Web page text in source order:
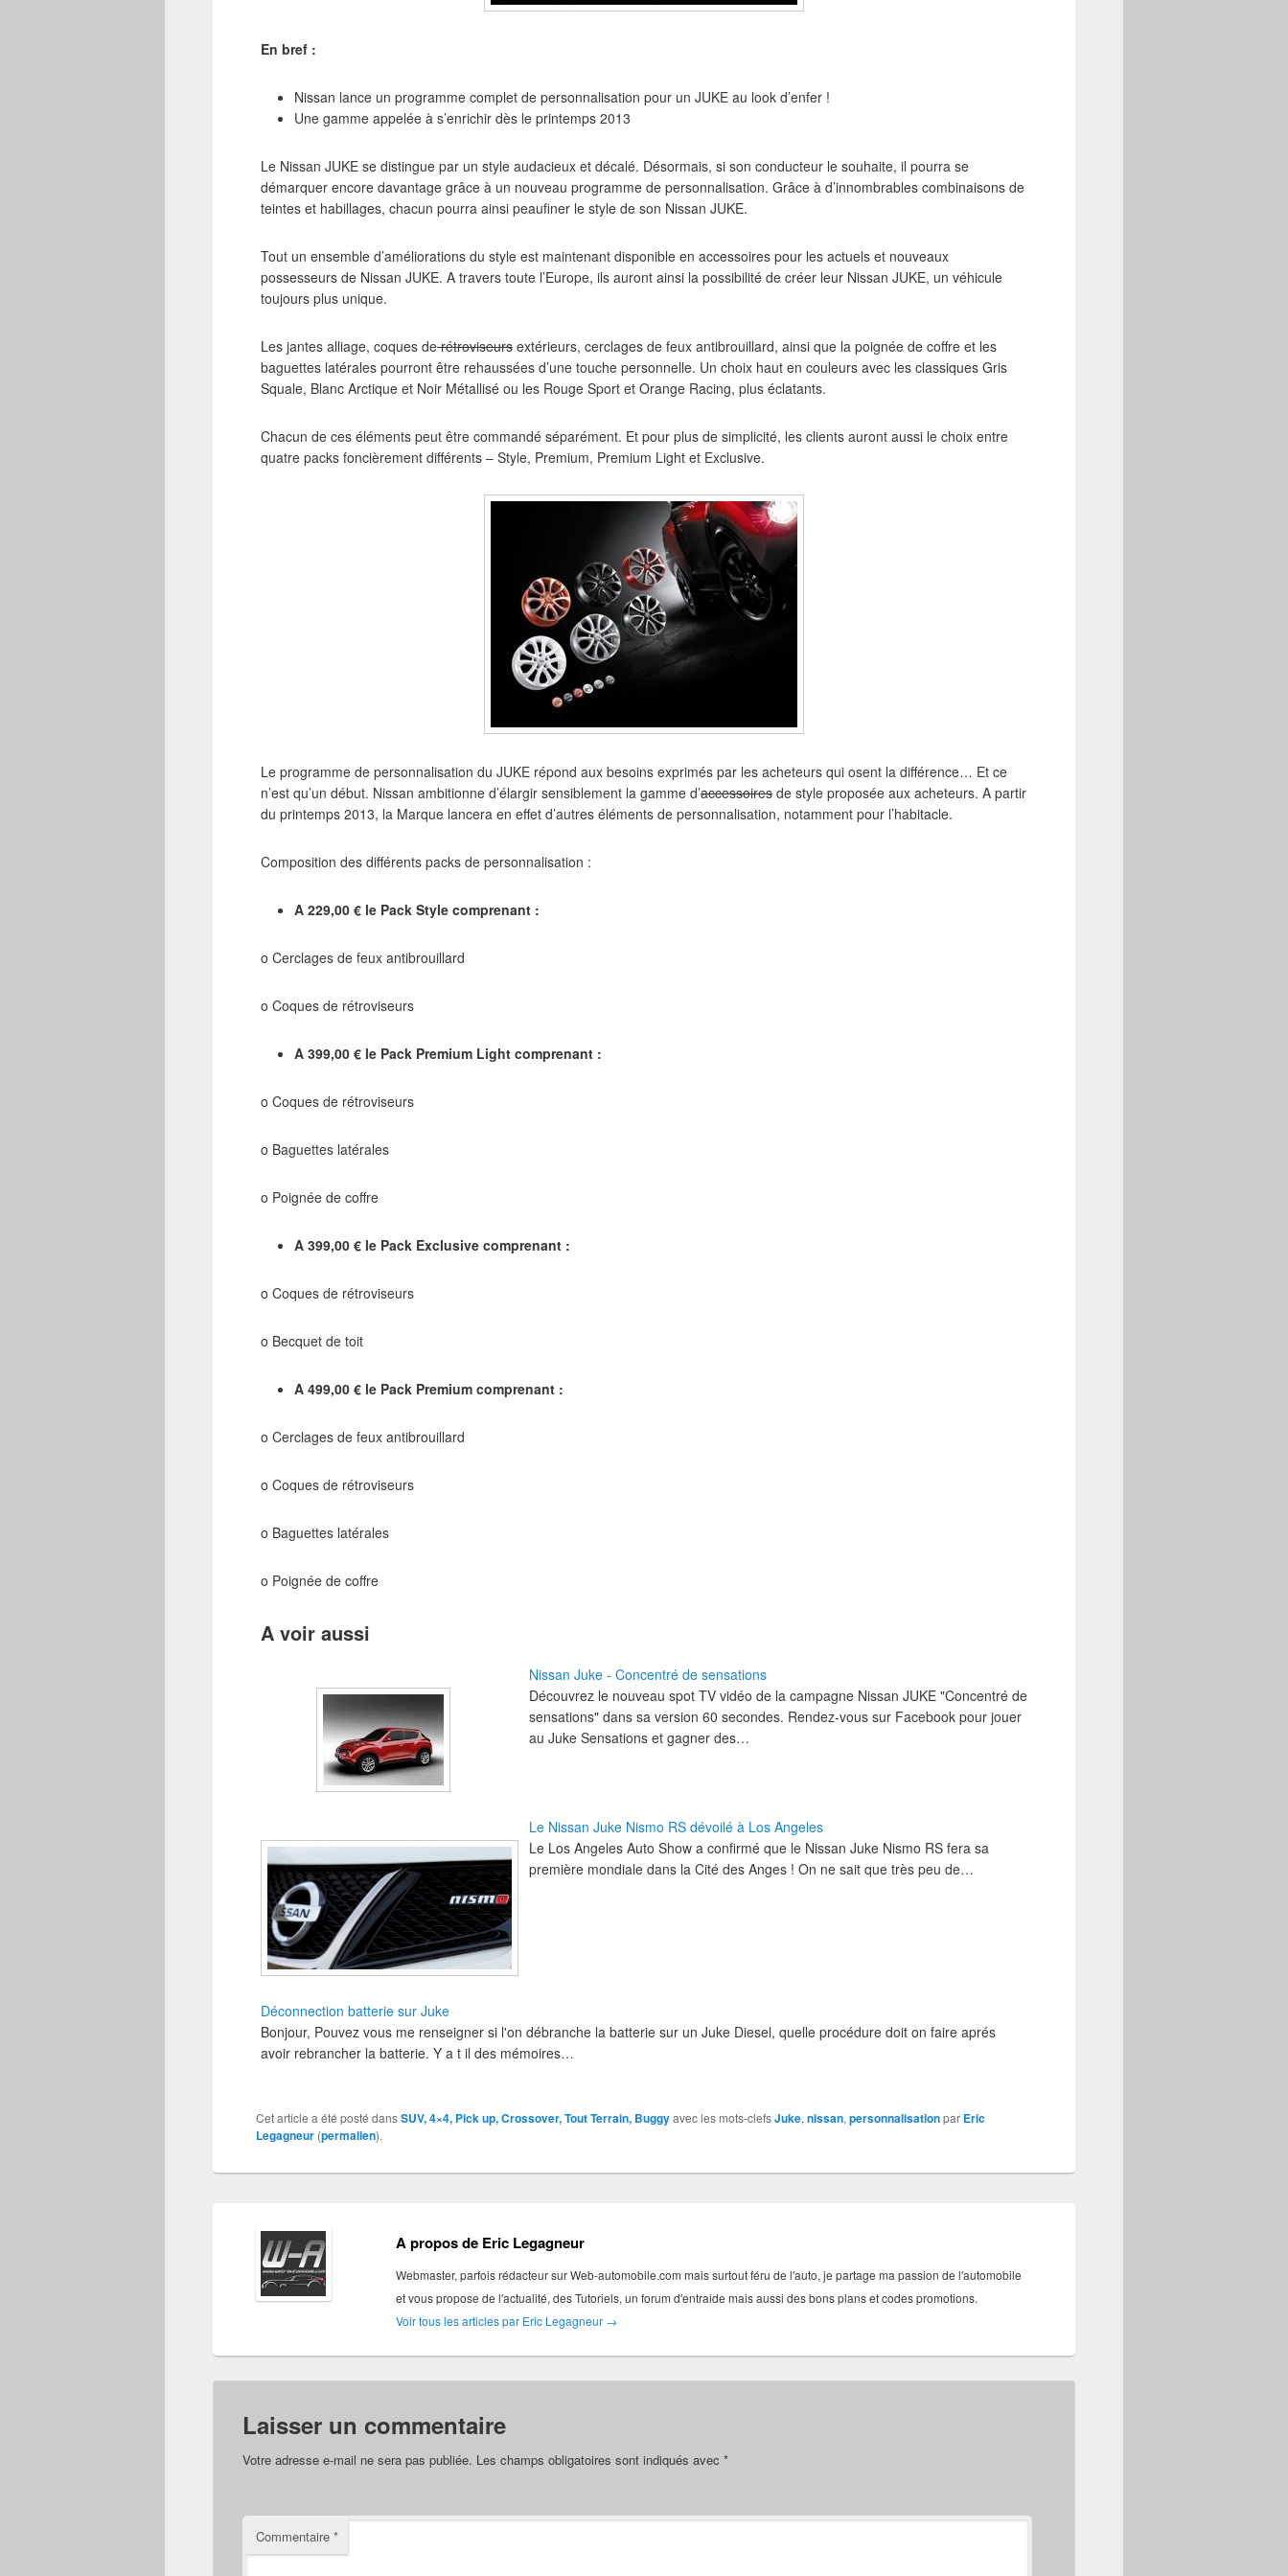
En bref :
Nissan lance un programme complet de personnalisation pour un JUKE au look d’enfer !
Une gamme appelée à s’enrichir dès le printemps 2013
Le Nissan JUKE se distingue par un style audacieux et décalé. Désormais, si son conducteur le souhaite, il pourra se
démarquer encore davantage grâce à un nouveau programme de personnalisation. Grâce à d’innombrables combinaisons de
teintes et habillages, chacun pourra ainsi peaufiner le style de son Nissan JUKE.
Tout un ensemble d’améliorations du style est maintenant disponible en accessoires pour les actuels et nouveaux
possesseurs de Nissan JUKE. A travers toute l’Europe, ils auront ainsi la possibilité de créer leur Nissan JUKE, un véhicule
toujours plus unique.
Les jantes alliage, coques derétroviseurs extérieurs, cerclages de feux antibrouillard, ainsi que la poignée de coffre et les
baguettes latérales pourront être rehaussées d’une touche personnelle. Un choix haut en couleurs avec les classiques Gris
Squale, Blanc Arctique et Noir Métallisé ou les Rouge Sport et Orange Racing, plus éclatants.
Chacun de ces éléments peut être commandé séparément. Et pour plus de simplicité, les clients auront aussi le choix entre
quatre packs foncièrement différents – Style, Premium, Premium Light et Exclusive.
Le programme de personnalisation du JUKE répond aux besoins exprimés par les acheteurs qui osent la différence… Et ce
n’est qu’un début. Nissan ambitionne d’élargir sensiblement la gamme d’accessoires de style proposée aux acheteurs. A partir
du printemps 2013, la Marque lancera en effet d’autres éléments de personnalisation, notamment pour l’habitacle.
Composition des différents packs de personnalisation :
A 229,00 € le Pack Style comprenant :
o Cerclages de feux antibrouillard
o Coques de rétroviseurs
A 399,00 € le Pack Premium Light comprenant :
o Coques de rétroviseurs
o Baguettes latérales
o Poignée de coffre
A 399,00 € le Pack Exclusive comprenant :
o Coques de rétroviseurs
o Becquet de toit
A 499,00 € le Pack Premium comprenant :
o Cerclages de feux antibrouillard
o Coques de rétroviseurs
o Baguettes latérales
o Poignée de coffre
A voir aussi
Nissan Juke - Concentré de sensations
Découvrez le nouveau spot TV vidéo de la campagne Nissan JUKE "Concentré de
sensations" dans sa version 60 secondes. Rendez-vous sur Facebook pour jouer
au Juke Sensations et gagner des…
Le Nissan Juke Nismo RS dévoilé à Los Angeles
Le Los Angeles Auto Show a confirmé que le Nissan Juke Nismo RS fera sa
première mondiale dans la Cité des Anges ! On ne sait que très peu de…
Déconnection batterie sur Juke
Bonjour, Pouvez vous me renseigner si l'on débranche la batterie sur un Juke Diesel, quelle procédure doit on faire aprés
avoir rebrancher la batterie. Y a t il des mémoires…
Cet article a été posté dansSUV, 4×4, Pick up, Crossover, Tout Terrain, Buggyavec les mots-clefsJuke, nissan, personnalisationpar Eric
Legagneur (permalien).
A propos de Eric Legagneur
Webmaster, parfois rédacteur sur Web-automobile.com mais surtout féru de l'auto, je partage ma passion de l'automobile
et vous propose de l'actualité, des Tutoriels, un forum d'entraide mais aussi des bons plans et codes promotions.
Voir tous les articles par Eric Legagneur →
Laisser un commentaire
Votre adresse e-mail ne sera pas publiée. Les champs obligatoires sont indiqués avec *
Commentaire *